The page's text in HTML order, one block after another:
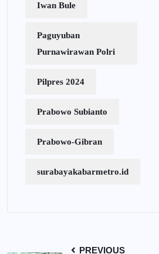
Iwan Bule
Paguyuban
Purnawirawan Polri
Pilpres 2024
Prabowo Subianto
Prabowo-Gibran
surabayakabarmetro.id
PREVIOUS